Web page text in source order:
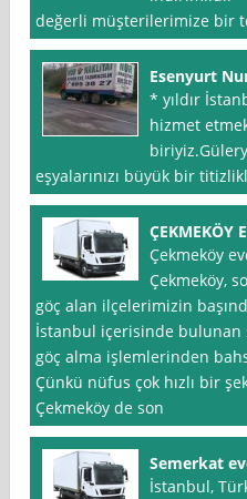
değerli müşterilerimize bir
Esenyurt
* yıldır
hizmet
eşyalarınızı büyük bir
ÇEKMEKÖY
Çekmeköy
Çekmeköy,
göç alan ilçelerimizin
İstanbul içerisinde
göç alma işlemlerinden
Çünkü nüfus çok hızlı bir
Çekmeköy de son
Semerkat
İstanbul,